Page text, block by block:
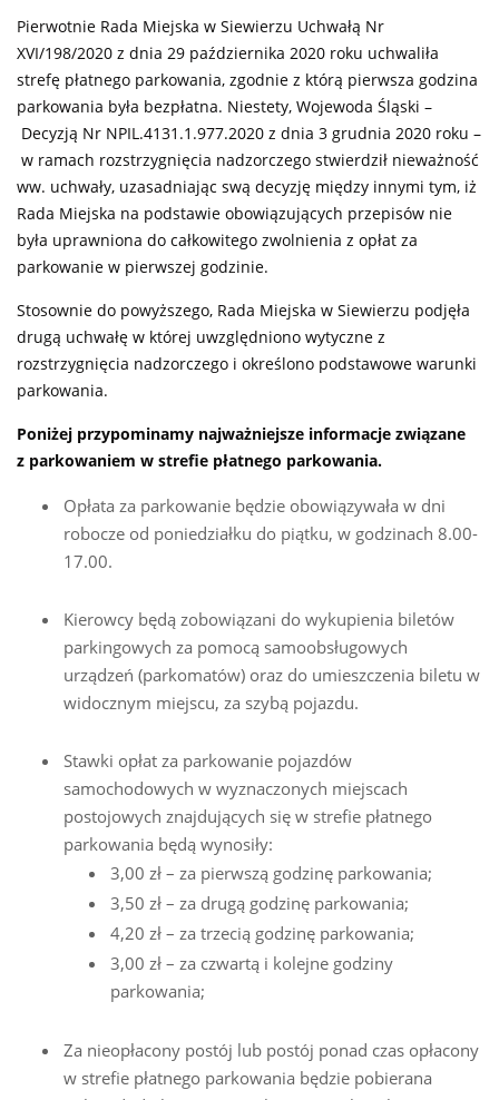
Pierwotnie Rada Miejska w Siewierzu Uchwałą Nr
XVI/198/2020 z dnia 29 października 2020 roku uchwaliła
strefę płatnego parkowania, zgodnie z którą pierwsza godzina
parkowania była bezpłatna. Niestety, Wojewoda Śląski –
Decyzją Nr NPIL.4131.1.977.2020 z dnia 3 grudnia 2020 roku –
w ramach rozstrzygnięcia nadzorczego stwierdził nieważność
ww. uchwały, uzasadniając swą decyzję między innymi tym, iż
Rada Miejska na podstawie obowiązujących przepisów nie
była uprawniona do całkowitego zwolnienia z opłat za
parkowanie w pierwszej godzinie.
Stosownie do powyższego, Rada Miejska w Siewierzu podjęła
drugą uchwałę w której uwzględniono wytyczne z
rozstrzygnięcia nadzorczego i określono podstawowe warunki
parkowania.
Poniżej przypominamy najważniejsze informacje związane
z parkowaniem w strefie płatnego parkowania.
Opłata za parkowanie będzie obowiązywała w dni
robocze od poniedziałku do piątku, w godzinach 8.00-
17.00.
Kierowcy będą zobowiązani do wykupienia biletów
parkingowych za pomocą samoobsługowych
urządzeń (parkomatów) oraz do umieszczenia biletu w
widocznym miejscu, za szybą pojazdu.
Stawki opłat za parkowanie pojazdów
samochodowych w wyznaczonych miejscach
postojowych znajdujących się w strefie płatnego
parkowania będą wynosiły:
3,00 zł – za pierwszą godzinę parkowania;
3,50 zł – za drugą godzinę parkowania;
4,20 zł – za trzecią godzinę parkowania;
3,00 zł – za czwartą i kolejne godziny
parkowania;
Za nieopłacony postój lub postój ponad czas opłacony
w strefie płatnego parkowania będzie pobierana